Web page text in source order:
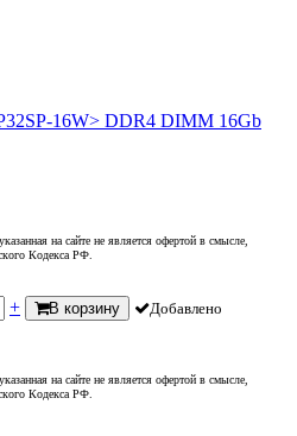
16W> DDR4 DIMM 16Gb
на сайте не является офертой в смысле,
Кодекса РФ.
+ В корзину Добавлено
на сайте не является офертой в смысле,
Кодекса РФ.